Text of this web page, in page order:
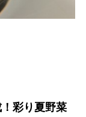
彩り夏野菜